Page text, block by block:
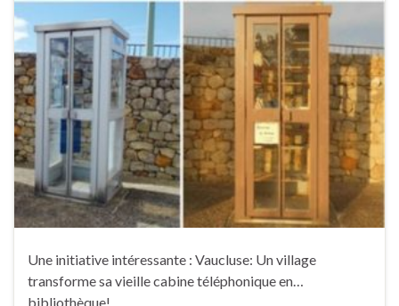
Une initiative intéressante : Vaucluse: Un village
transforme sa vieille cabine téléphonique en…
bibliothèque!